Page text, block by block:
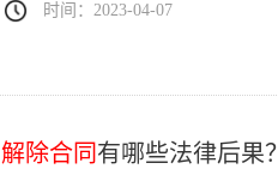
时间：2023-04-07
解除合同 有哪些法律后果